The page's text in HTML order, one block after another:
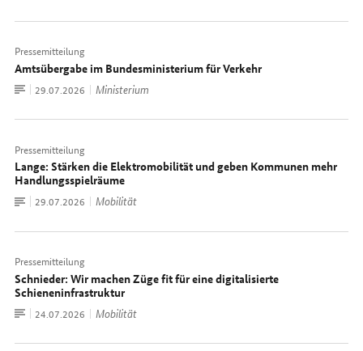
Pressemitteilung
Amtsübergabe im Bundesministerium für Verkehr
Zum
Dokument
Datum:
29.07.2026 Ministerium
Pressemitteilung
Lange: Stärken die Elektromobilität und geben Kommunen mehr
Handlungsspielräume
Zum
Dokument
Datum:
29.07.2026 Mobilität
Pressemitteilung
Schnieder: Wir machen Züge fit für eine digitalisierte
Schieneninfrastruktur
Zum
Dokument
Datum:
24.07.2026 Mobilität